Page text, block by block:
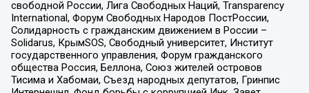
свободной России, Лига Свободных Наций, Transparеncy
International, Форум Свободных Народов ПостРоссии,
Солидарность с гражданским движением в России –
Solidarus, КрымSOS, Свободный университет, Институт
государственного управления, Форум гражданского
общества Россия, Беллона, Союз жителей островов
Тисима и Хабомаи, Съезд народных депутатов, Гринпис